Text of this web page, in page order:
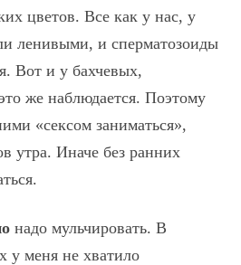
цветов. Все как у нас, у
ленивыми, и сперматозоиды
Вот и у бахчевых,
же наблюдается. Поэтому
«сексом заниматься»,
утра. Иначе без ранних
надо мульчировать. В
у меня не хватило